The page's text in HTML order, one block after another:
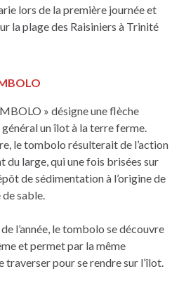
lors de la première journée et
la plage des Raisiniers à Trinité
» désigne une flèche
un îlot à la terre ferme.
le tombolo résulterait de l’action
du large, qui une fois brisées sur
de sédimentation à l’origine de
sable.
l’année, le tombolo se découvre
et permet par la même
traverser pour se rendre sur l’îlot.